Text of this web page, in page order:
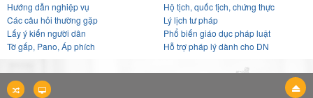
Hướng dẫn nghiệp vụ
Các câu hỏi thường gặp
Lấy ý kiến người dân
Tờ gấp, Pano, Áp phích
Hộ tịch, quốc tịch, chứng thực
Lý lịch tư pháp
Phổ biến giáo dục pháp luật
Hỗ trợ pháp lý dành cho DN